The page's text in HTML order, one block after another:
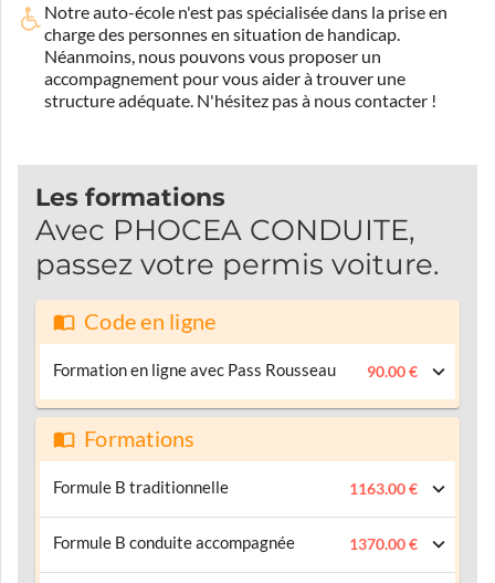
Notre auto-école n'est pas spécialisée dans la prise en
charge des personnes en situation de handicap.
Néanmoins, nous pouvons vous proposer un
accompagnement pour vous aider à trouver une
structure adéquate. N'hésitez pas à nous contacter !
Les formations
Avec PHOCEA CONDUITE,
passez votre permis voiture.
Code en ligne
Formation en ligne avec Pass Rousseau 90.00 €
Formations
Formule B traditionnelle 1163.00 €
Formule B conduite accompagnée 1370.00 €